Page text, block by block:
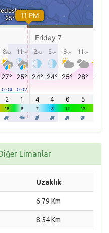
Limanlar
Uzaklık
6.79 Km
8.54 Km